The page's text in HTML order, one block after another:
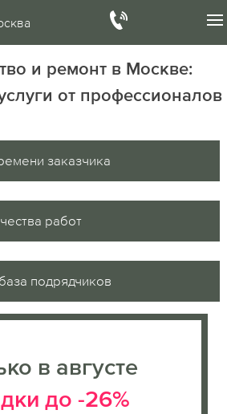
и ремонт в Москве:
от профессионалов
заказчика
работ
подрядчиков
в августе
до -26%